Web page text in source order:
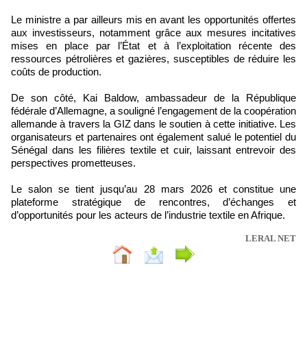
Le ministre a par ailleurs mis en avant les opportunités offertes
aux investisseurs, notamment grâce aux mesures incitatives
mises en place par l’État et à l’exploitation récente des
ressources pétrolières et gazières, susceptibles de réduire les
coûts de production.
De son côté, Kai Baldow, ambassadeur de la République
fédérale d’Allemagne, a souligné l’engagement de la coopération
allemande à travers la GIZ dans le soutien à cette initiative. Les
organisateurs et partenaires ont également salué le potentiel du
Sénégal dans les filières textile et cuir, laissant entrevoir des
perspectives prometteuses.
Le salon se tient jusqu’au 28 mars 2026 et constitue une
plateforme stratégique de rencontres, d’échanges et
d’opportunités pour les acteurs de l’industrie textile en Afrique.
LERAL NET